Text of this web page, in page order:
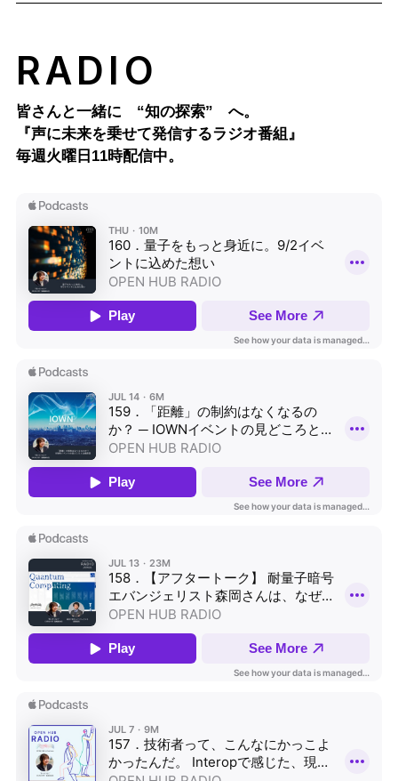
RADIO
皆さんと一緒に “知の探索” へ。
『声に未来を乗せて発信するラジオ番組』
毎週火曜日11時配信中。